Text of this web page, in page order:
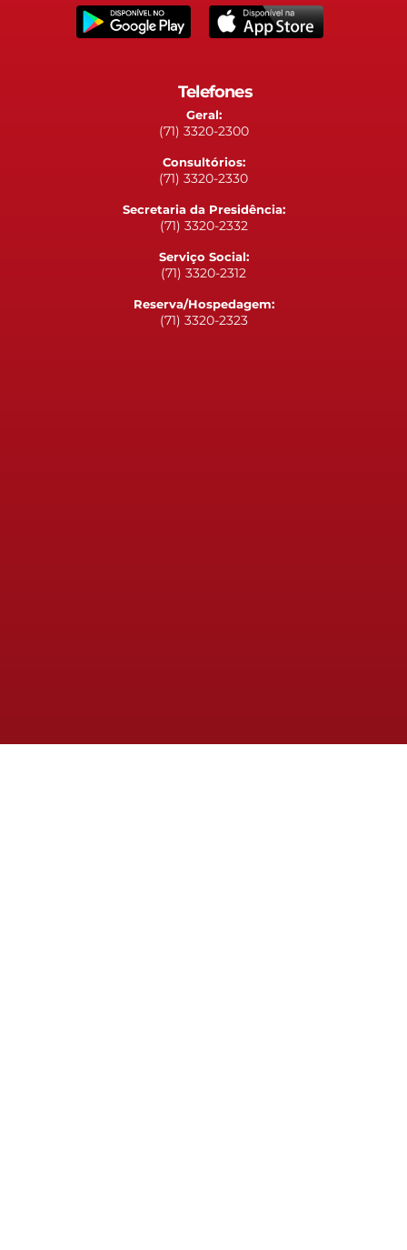
Telefones
Geral:
(71) 3320-2300
Consultórios:
(71) 3320-2330
Secretaria da Presidência:
(71) 3320-2332
Serviço Social:
(71) 3320-2312
Reserva/Hospedagem:
(71) 3320-2323